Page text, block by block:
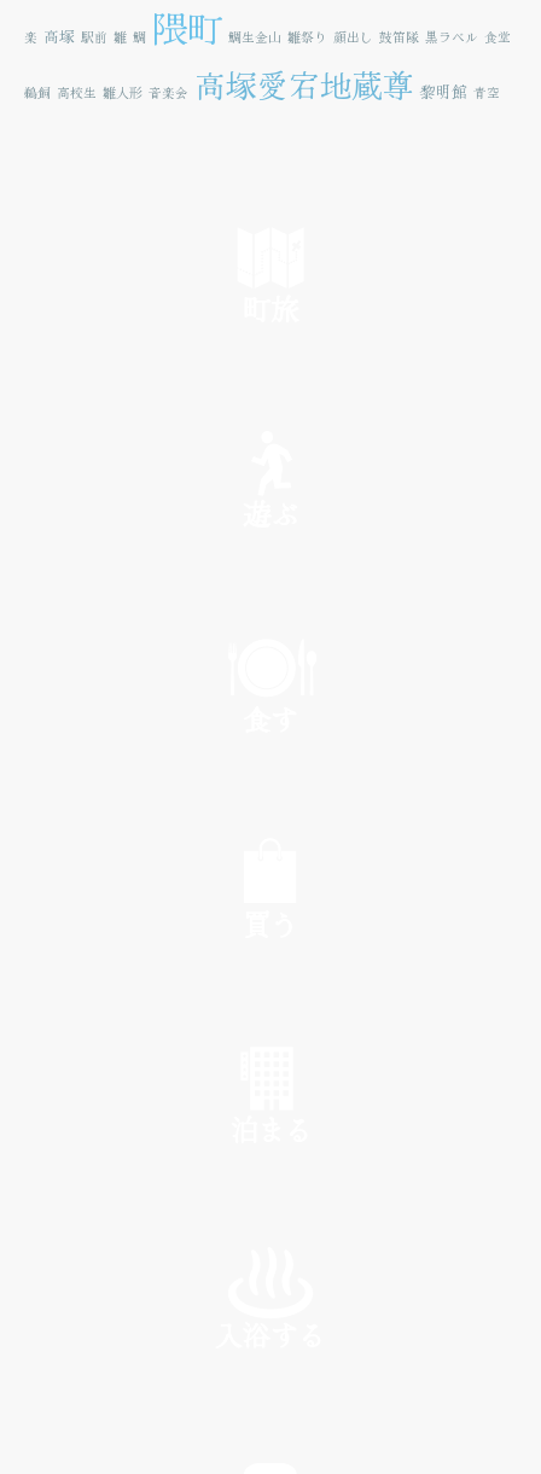
楽 高塚 駅前 雛 鯛 隈町 鯛生金山 雛祭り 顔出し 鼓笛隊 黒ラベル 食堂
鵜飼 高校生 雛人形 音楽会 高塚愛宕地蔵尊 黎明館 青空